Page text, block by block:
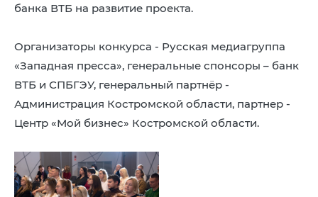
банка ВТБ на развитие проекта.
Организаторы конкурса - Русская медиагруппа
«Западная пресса», генеральные спонсоры – банк
ВТБ и СПБГЭУ, генеральный партнёр -
Администрация Костромской области, партнер -
Центр «Мой бизнес» Костромской области.